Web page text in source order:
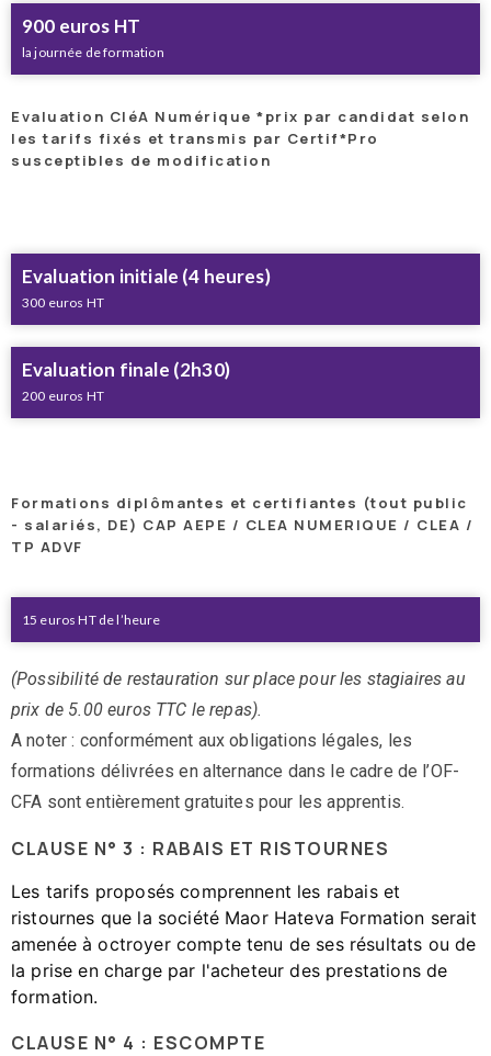
900 euros HT
la journée de formation
Evaluation CléA Numérique *prix par candidat selon
les tarifs fixés et transmis par Certif*Pro
susceptibles de modification
Evaluation initiale (4 heures)
300 euros HT
Evaluation finale (2h30)
200 euros HT
Formations diplômantes et certifiantes (tout public
- salariés, DE) CAP AEPE / CLEA NUMERIQUE / CLEA /
TP ADVF
15 euros HT de l’heure
(Possibilité de restauration sur place pour les stagiaires au
prix de 5.00 euros TTC le repas).
A noter : conformément aux obligations légales, les
formations délivrées en alternance dans le cadre de l’OF-
CFA sont entièrement gratuites pour les apprentis.
CLAUSE N° 3 : RABAIS ET RISTOURNES
Les tarifs proposés comprennent les rabais et
ristournes que la société Maor Hateva Formation serait
amenée à octroyer compte tenu de ses résultats ou de
la prise en charge par l'acheteur des prestations de
formation.
CLAUSE N° 4 : ESCOMPTE